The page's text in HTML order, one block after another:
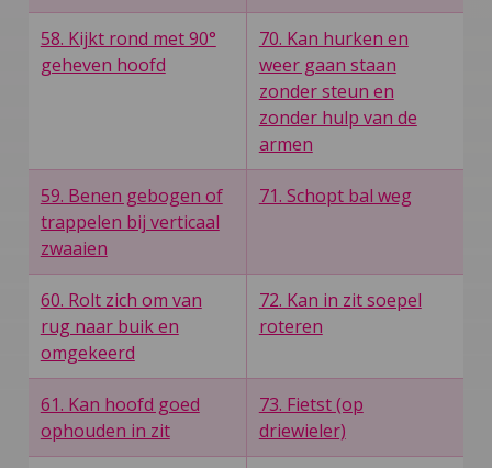
58. Kijkt rond met 90°
geheven hoofd
70. Kan hurken en
weer gaan staan
zonder steun en
zonder hulp van de
armen
59. Benen gebogen of
trappelen bij verticaal
zwaaien
71. Schopt bal weg
60. Rolt zich om van
rug naar buik en
omgekeerd
72. Kan in zit soepel
roteren
61. Kan hoofd goed
ophouden in zit
73. Fietst (op
driewieler)